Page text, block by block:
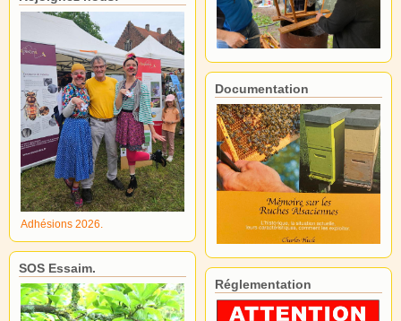
Adhésions 2026.
SOS Essaim.
Documentation
Réglementation